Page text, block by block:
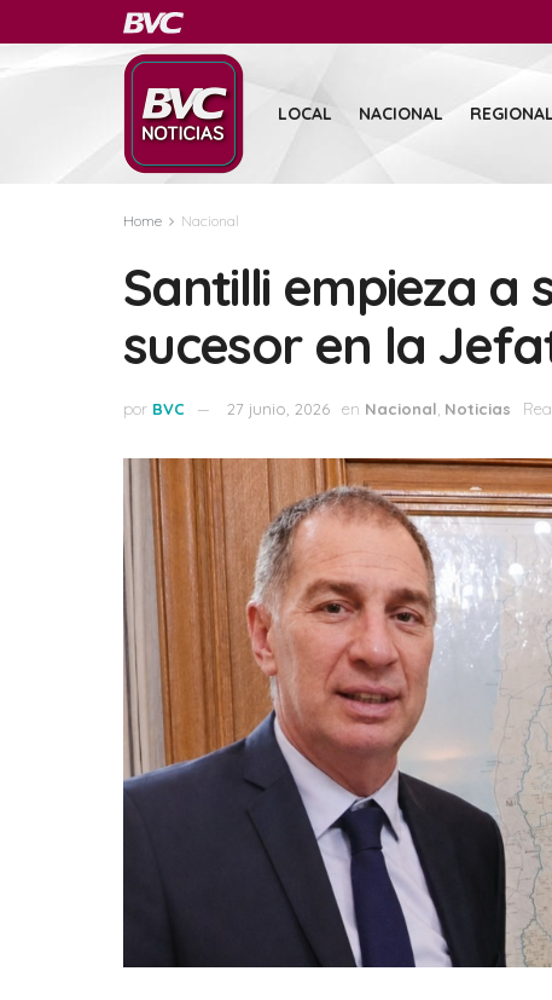
LOCAL NACIONAL REGIONAL
Home Nacional
Santilli empieza a
sucesor en la
por BVC 27 junio, 2026 en Nacional Noticias